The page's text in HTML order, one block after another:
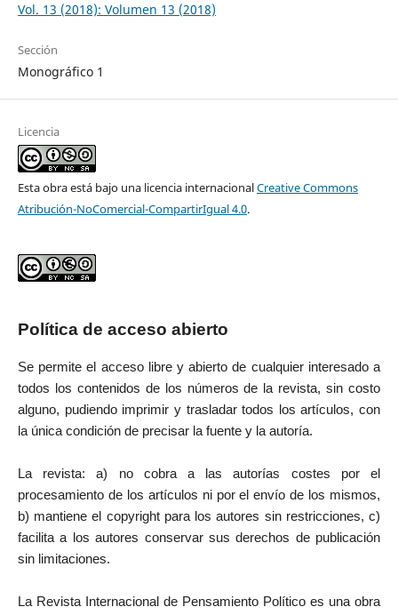
Vol. 13 (2018): Volumen 13 (2018)
Sección
Monográfico 1
Licencia
Esta obra está bajo una licencia internacionalCreative Commons
Atribución-NoComercial-CompartirIgual 4.0.
Política de acceso abierto
Se permite el acceso libre y abierto de cualquier interesado a
todos los contenidos de los números de la revista, sin costo
alguno, pudiendo imprimir y trasladar todos los artículos, con
la única condición de precisar la fuente y la autoría.
La revista: a) no cobra a las autorías costes por el
procesamiento de los artículos ni por el envío de los mismos,
b) mantiene el copyright para los autores sin restricciones, c)
facilita a los autores conservar sus derechos de publicación
sin limitaciones.
La Revista Internacional de Pensamiento Político es una obra